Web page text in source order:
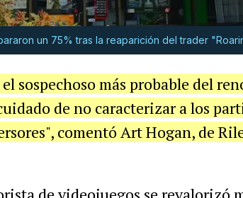
un 75% tras la reaparición del trader
sospechoso más probable del
de no caracterizar a los
comentó Art Hogan, de